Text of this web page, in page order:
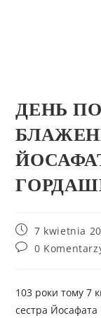
ДЕНЬ
7 kwietnia
0
103 роки тому 7
сестра